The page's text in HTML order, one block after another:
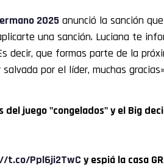
2025 anunció la sanción
una sanción. Luciana te
decir, que formas parte de la
por el líder, muchas
del juego "congelados" y el Big
t.co/Ppl6ji2TwC y espiá la casa